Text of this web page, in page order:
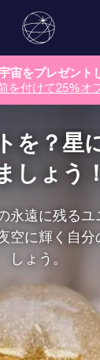
宙をプレゼント
を付けて25%オ
を？星
しょう！
永遠に残るユ
空に輝く自分
しょう。